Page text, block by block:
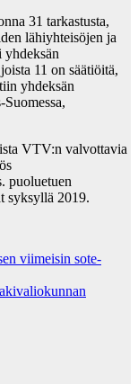
31 tarkastusta,
lähiyhteisöjen ja
11 on säätiöitä,
yhdeksän
VTV:n valvottavia
puoluetuen
syksyllä 2019.
viimeisin sote-